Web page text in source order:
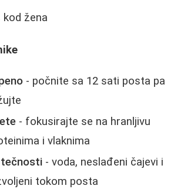
kod žena
- počnite sa 12 sati posta pa
- fokusirajte se na hranljivu
i vlaknima
- voda, neslađeni čajevi i
tokom posta